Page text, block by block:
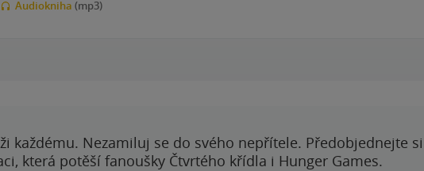
Audiokniha (mp3)
každému. Nezamiluj se do svého nepřítele. Předobjednejte
která potěší fanoušky Čtvrtého křídla i Hunger Games.